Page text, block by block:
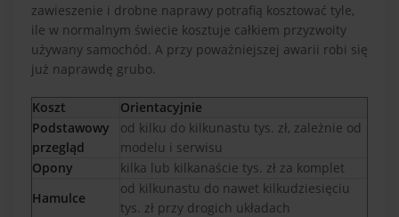
zawieszenie i drobne naprawy potrafią kosztować tyle,
ile w normalnym świecie kosztuje całkiem przyzwoity
używany samochód. A przy poważniejszej awarii robi się
już naprawdę grubo.
Koszt
Orientacyjnie
Podstawowy
przegląd
od kilku do kilkunastu tys. zł, zależnie od
modelu i serwisu
Opony
kilka lub kilkanaście tys. zł za komplet
Hamulce
od kilkunastu do nawet kilkudziesięciu
tys. zł przy drogich układach